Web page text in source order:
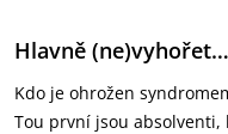
Hlavně (ne)vyhořet…
Kdo je ohrožen
Tou první jsou